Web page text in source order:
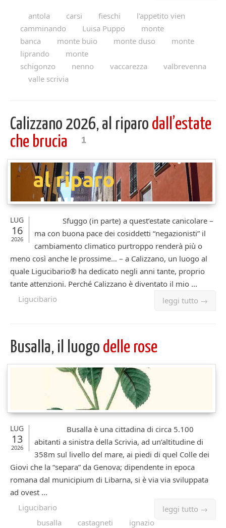
antola carsi fieschi
l'appetito vien
camminando
Luisa Puppo
monte
banca
monte buio monte duso
monte
liprando
monte
schigonzo
nenno vaccarezza
valbrevenna
valle scrivia
Calizzano 2026, al riparo dall’estate
che brucia
1
LUG
16
2026
Sfuggo (in parte) a quest’estate canicolare –
ma con buona pace dei cosiddetti “negazionisti” il
cambiamento climatico purtroppo renderà più o
meno così anche le prossime… – a Calizzano, un luogo al
quale Ligucibario® ha dedicato negli anni tante, proprio
tante attenzioni. Perché Calizzano è diventato il mio ...
leggi tutto →
Ligucibario
Busalla, il luogo delle rose
LUG
13
2026
Busalla è una cittadina di circa 5.100
abitanti a sinistra della Scrivia, ad un’altitudine di
358m sul livello del mare, ai piedi di quel Colle dei
Giovi che la “separa” da Genova; dipendente in epoca
romana dal municipium di Libarna, si è via via sviluppata
ad ovest ...
leggi tutto →
Ligucibario
busalla
castagneti
ignazio